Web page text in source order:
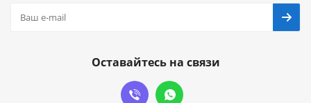
Оставайтесь на связи